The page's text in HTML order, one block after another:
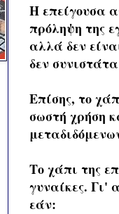
Η επείγουσα
πρόληψη της
αλλά δεν
δεν
Επίσης, το
σωστή χρήση
Το χάπι της
γυναίκες.
εάν: